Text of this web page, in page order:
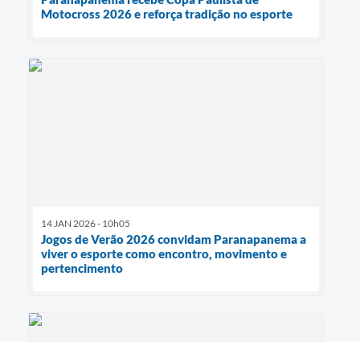
Motocross 2026 e reforça tradição no esporte
14 JAN 2026 - 10h05
Jogos de Verão 2026 convidam Paranapanema a
viver o esporte como encontro, movimento e
pertencimento